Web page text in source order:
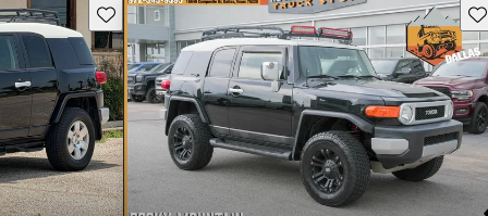
Guarda este Aviso